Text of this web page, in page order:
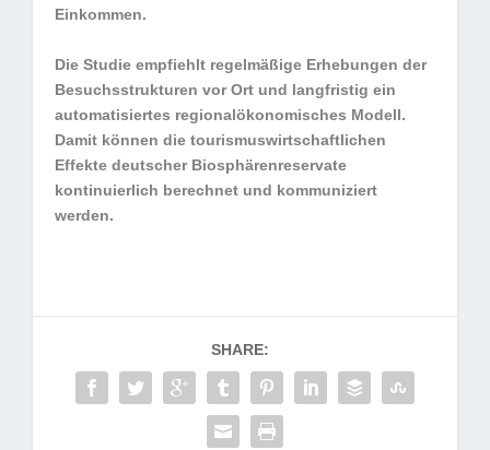
Einkommen.
Die Studie empfiehlt regelmäßige Erhebungen der
Besuchsstrukturen vor Ort und langfristig ein
automatisiertes regionalökonomisches Modell.
Damit können die tourismuswirtschaftlichen
Effekte deutscher Biosphärenreservate
kontinuierlich berechnet und kommuniziert
werden.
SHARE: